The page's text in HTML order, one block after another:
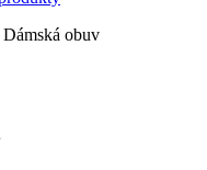
Dámská obuv